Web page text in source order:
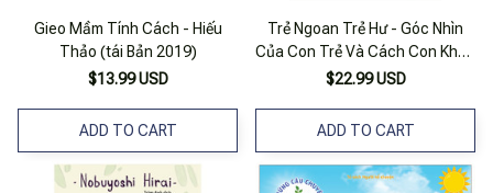
Gieo Mầm Tính Cách - Hiếu
Thảo (tái Bản 2019)
$13.99 USD
ADD TO CART
Trẻ Ngoan Trẻ Hư - Góc Nhìn
Của Con Trẻ Và Cách Con Khôn
Lớn
$22.99 USD
ADD TO CART